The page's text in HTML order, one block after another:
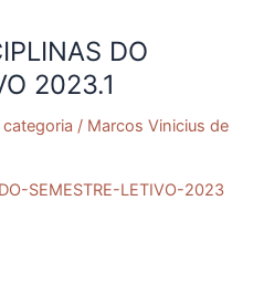
DO
2023.1
categoria / Marcos Vinicius de
SEMESTRE-LETIVO-2023